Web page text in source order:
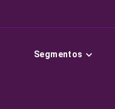
Segmentos